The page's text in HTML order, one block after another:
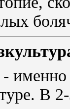
именно
В